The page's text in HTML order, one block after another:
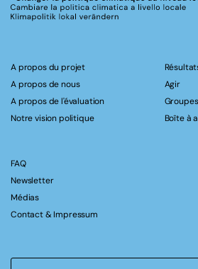
A propos du projet
A propos de nous
A propos de l'évaluation
Notre vision politique
Agir
Boîte à
FAQ
Newsletter
Médias
Contact & Impressum